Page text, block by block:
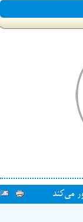
مستقل‌ها باز است